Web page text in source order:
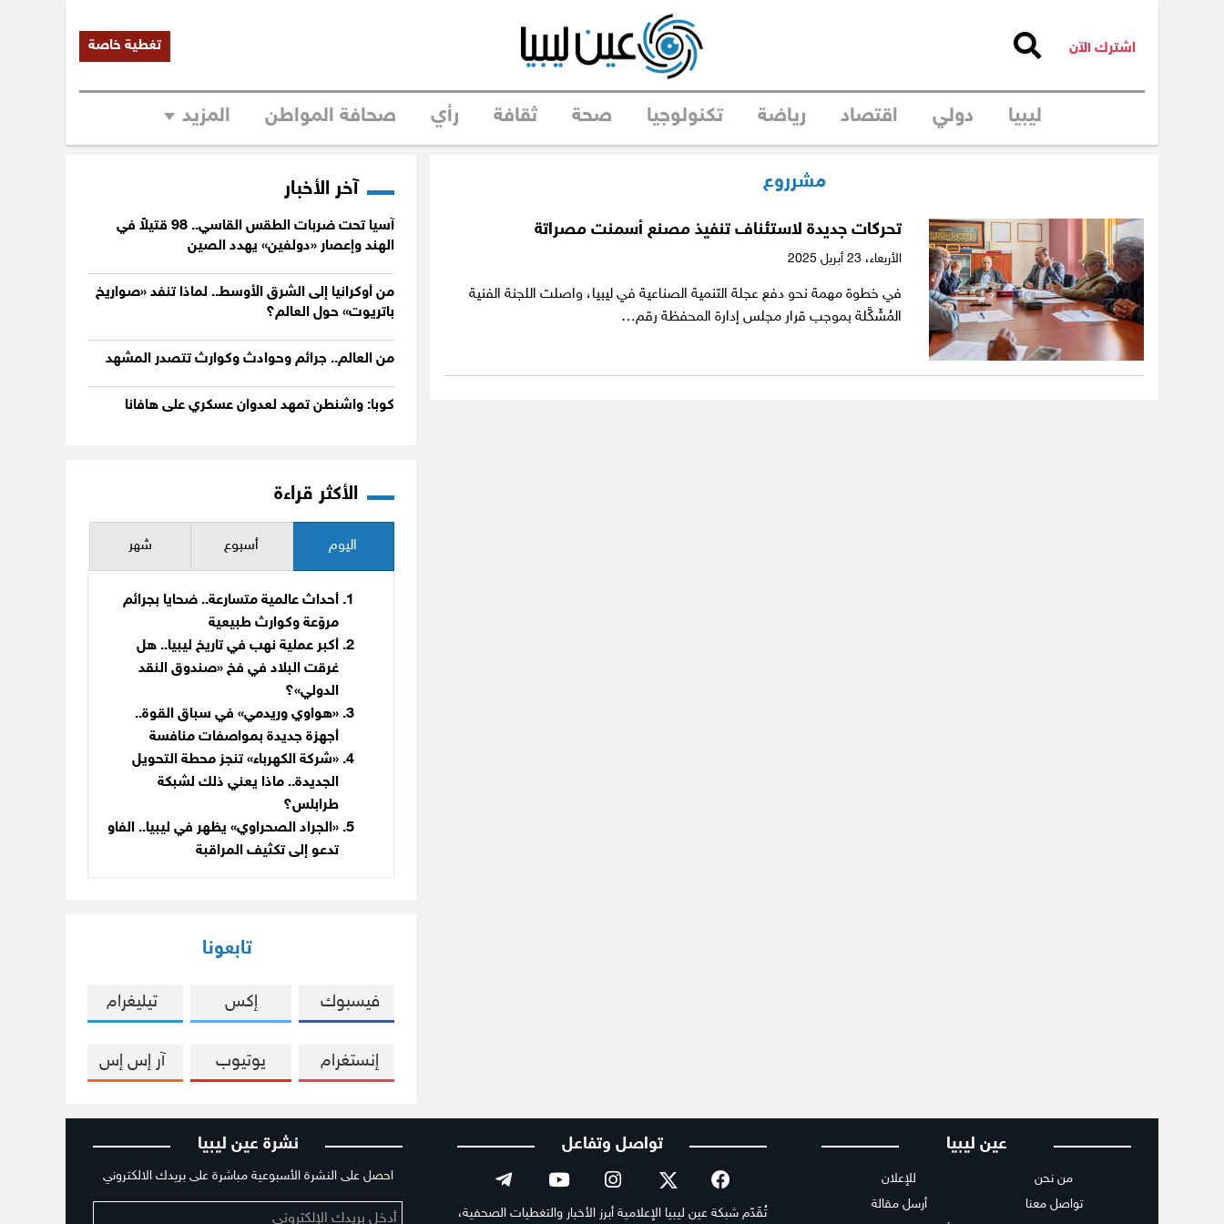
اشترك الآن تغطية خاصة
ليبيا دولي اقتصاد رياضة تكنولوجيا صحة ثقافة رأي صحافة المواطن المزيد
مشرروع
تحركات جديدة لاستئناف تنفيذ مصنع أسمنت مصراتة
الأربعاء،
في خطوة مهمة نحو دفع عجلة التنمية الصناعية في ليبيا، واصلت اللجنة الفنية
المُشَكَّلة بموجب قرار مجلس إدارة المحفظة رقم…
آخر الأخبار
آسيا تحت ضربات الطقس القاسي.. 98 قتيلاً في
الهند وإعصار «دولفين» يهدد الصين
من أوكرانيا إلى الشرق الأوسط.. لماذا تنفد «صواريخ
باتريوت» حول العالم؟
من العالم.. جرائم وحوادث وكوارث تتصدر المشهد
كوبا: واشنطن تمهد لعدوان عسكري على هافانا
الأكثر قراءة
اليوم أسبوع شهر
أحداث عالمية متسارعة.. ضحايا بجرائم
مروّعة وكوارث طبيعية
أكبر عملية نهب في تاريخ ليبيا.. هل
غرقت البلاد في فخ «صندوق النقد
الدولي»؟
«هواوي وريدمي» في سباق القوة..
أجهزة جديدة بمواصفات منافسة
«شركة الكهرباء» تنجز محطة التحويل
الجديدة.. ماذا يعني ذلك لشبكة
طرابلس؟
«الجراد الصحراوي» يظهر في ليبيا.. الفاو
تدعو إلى تكثيف المراقبة
تابعونا
فيسبوك إكس تيليغرام
إنستغرام يوتيوب آر إس إس
عين ليبيا
من نحن
تواصل معنا
للإعلان
أرسل مقالة
تواصل وتفاعل
تُقَدّم شبكة عين ليبيا الإعلامية أبرز الأخبار والتغطيات الصحفية،
نشرة عين ليبيا
احصل على النشرة الأسبوعية مباشرة على بريدك الالكتروني